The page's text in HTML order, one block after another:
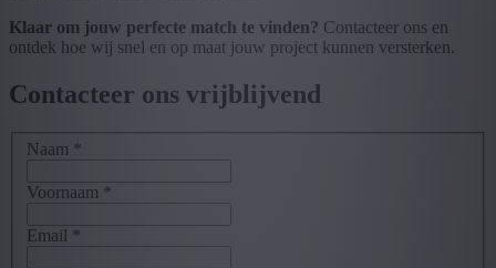
Klaar om jouw perfecte match te vinden? Contacteer ons en
ontdek hoe wij snel en op maat jouw project kunnen versterken.
Contacteer ons vrijblijvend
Naam *
Voornaam *
Email *